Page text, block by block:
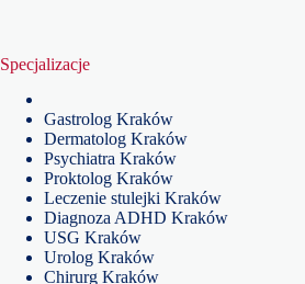
Specjalizacje
Gastrolog Kraków
Dermatolog Kraków
Psychiatra Kraków
Proktolog Kraków
Leczenie stulejki Kraków
Diagnoza ADHD Kraków
USG Kraków
Urolog Kraków
Chirurg Kraków